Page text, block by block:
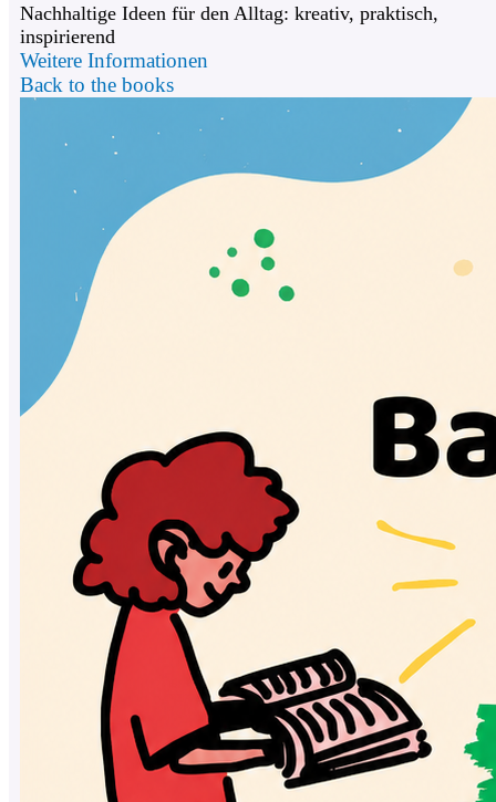
Nachhaltige Ideen für den Alltag: kreativ, praktisch,
inspirierend
Weitere Informationen
Back to the books